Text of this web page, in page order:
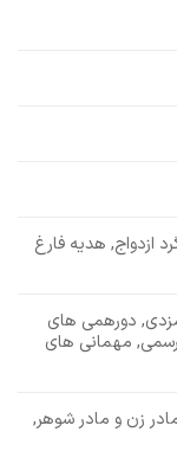
ازدواج, هدیه فارغ
دورهمی های
مهمانی های
زن و مادر شوهر,